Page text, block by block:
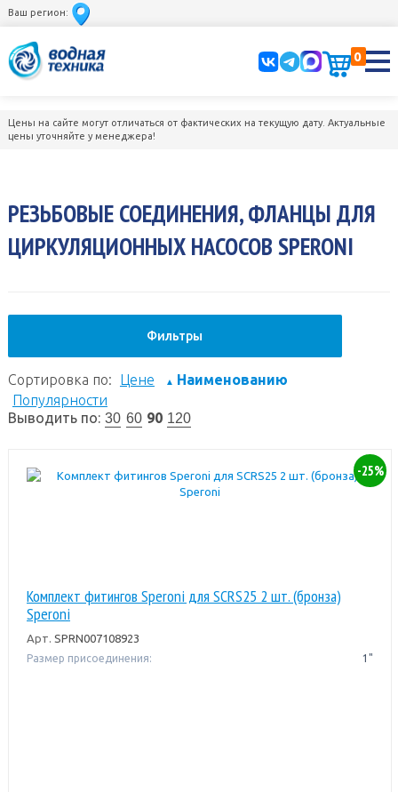
Ваш регион:
0
Цены на сайте могут отличаться от фактических на текущую дату. Актуальные
цены уточняйте у менеджера!
РЕЗЬБОВЫЕ СОЕДИНЕНИЯ, ФЛАНЦЫ ДЛЯ
ЦИРКУЛЯЦИОННЫХ НАСОСОВ SPERONI
Фильтры
Сортировка по: Цене ▲ Наименованию
Популярности
Выводить по: 30 60 90 120
-25%
Комплект фитингов Speroni для SCRS25 2 шт. (бронза)
Speroni
Арт. SPRN007108923
Размер присоединения: 1"